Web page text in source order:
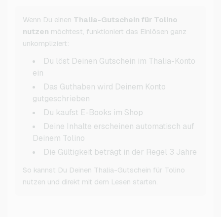
Wenn Du einen Thalia-Gutschein für Tolino
nutzen möchtest, funktioniert das Einlösen ganz
unkompliziert:
Du löst Deinen Gutschein im Thalia-Konto
ein
Das Guthaben wird Deinem Konto
gutgeschrieben
Du kaufst E-Books im Shop
Deine Inhalte erscheinen automatisch auf
Deinem Tolino
Die Gültigkeit beträgt in der Regel 3 Jahre
So kannst Du Deinen Thalia-Gutschein für Tolino
nutzen und direkt mit dem Lesen starten.